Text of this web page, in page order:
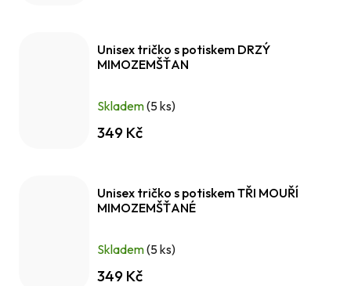
Unisex tričko s potiskem DRZÝ
MIMOZEMŠŤAN
Skladem(5 ks)
349 Kč
Unisex tričko s potiskem TŘI MOUŘÍ
MIMOZEMŠŤANÉ
Skladem(5 ks)
349 Kč